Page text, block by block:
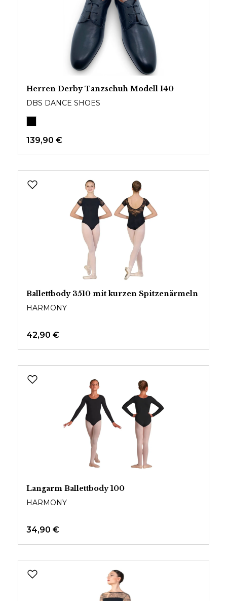
Herren Derby Tanzschuh Modell 140
DBS DANCE SHOES
139,90 €
Ballettbody 3510 mit kurzen Spitzenärmeln
HARMONY
42,90 €
Langarm Ballettbody 100
HARMONY
34,90 €